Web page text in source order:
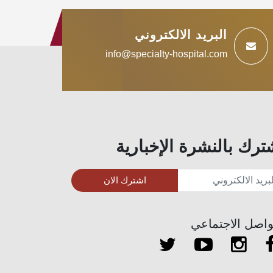
البريد الالكتروني
info@specialty-hospital.com
بالنشرة الإخبارية
اشترك الان
الاجتماعي